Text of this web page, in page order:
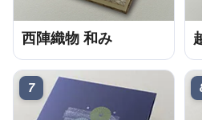
西陣織物 和み
7